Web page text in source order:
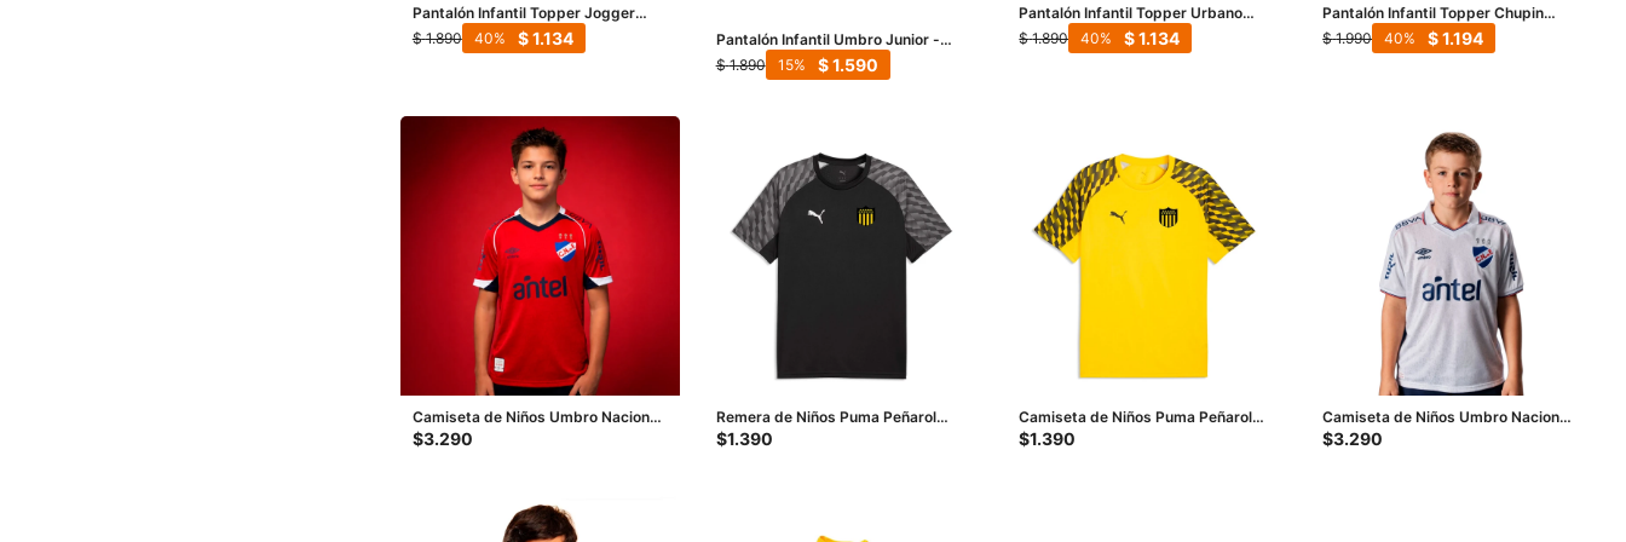
Pantalón Infantil Topper Jogger
Kids - Gris - Blanco
$ 1.890 $1.134
40
Pantalón Infantil Umbro Junior -
Negro
$ 1.890 $1.590
15
Pantalón Infantil Topper Urbano
Kids - Gris
$ 1.890 $ 1.134
40
Pantalón Infantil Topper Chupin
Kids - Negro
$ 1.990 $1.194
40
Camiseta de Niños Umbro Nacional
Away 1 - Rojo
$3.290
Remera de Niños Puma Peñarol
Team Liga Junior - Negro - Gris
$1.390
Camiseta de Niños Puma Peñarol
Team Liga Junior - Amarillo
$1.390
Camiseta de Niños Umbro Nacional
Home 2026 Junior - Blanco
$3.290